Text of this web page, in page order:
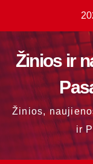
content
Žinios ir
Žinios,
ir